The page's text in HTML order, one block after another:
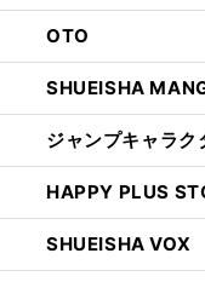
OTO
SHUEISHA
ジャンプキャラク
HAPPY PLUS
SHUEISHA VOX